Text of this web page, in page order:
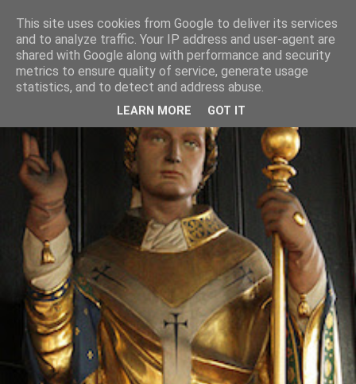
This site uses cookies from Google to deliver its services
and to analyze traffic. Your IP address and user-agent are
shared with Google along with performance and security
metrics to ensure quality of service, generate usage
statistics, and to detect and address abuse.
LEARN MORE GOT IT